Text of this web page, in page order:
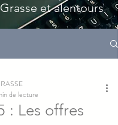
et alentours
: Les offres
de lecture